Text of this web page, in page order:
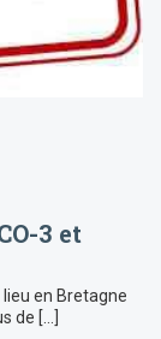
3 et
en Bretagne
de […]